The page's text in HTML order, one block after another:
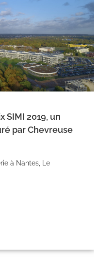
SIMI 2019, un
par Chevreuse
à Nantes, Le